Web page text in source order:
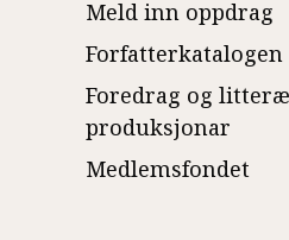
Meld inn oppdrag
Forfatterkatalogen
Foredrag og
produksjonar
Medlemsfondet